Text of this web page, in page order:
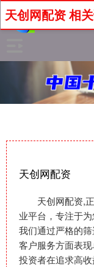
天创网配资
天创网配资,
业平台，专注于
我们通过严格的
客户服务方面表
投资者在追求高
天创网配资 相